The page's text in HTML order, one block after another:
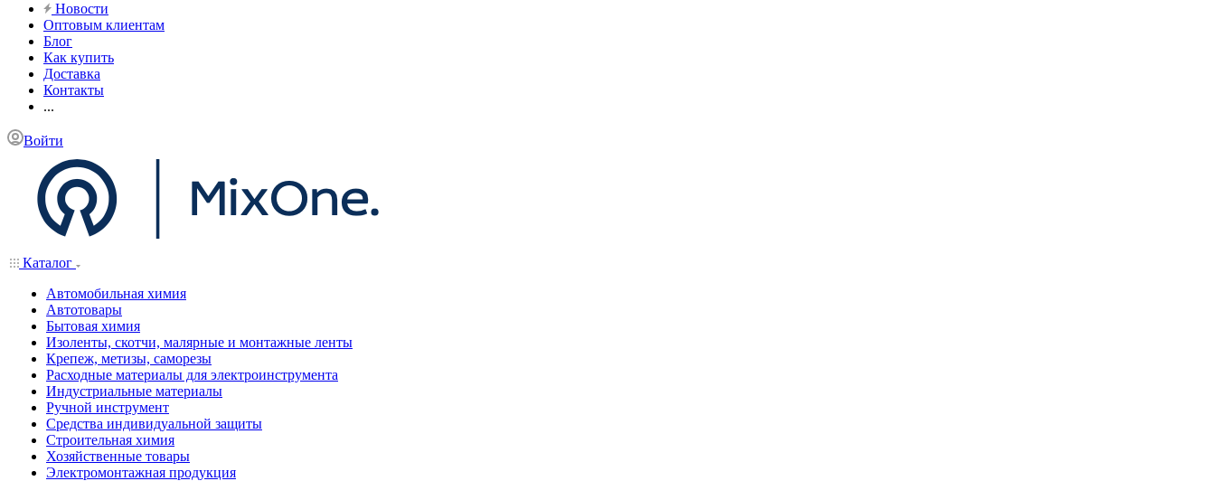
Новости
Оптовым клиентам
Блог
Как купить
Доставка
Контакты
...
Войти
Каталог
Автомобильная химия
Автотовары
Бытовая химия
Изоленты, скотчи, малярные и монтажные ленты
Крепеж, метизы, саморезы
Расходные материалы для электроинструмента
Индустриальные материалы
Ручной инструмент
Средства индивидуальной защиты
Строительная химия
Хозяйственные товары
Электромонтажная продукция